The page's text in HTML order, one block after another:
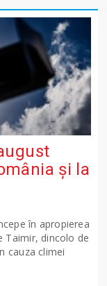
și la
în apropierea
Taimir, dincolo de
cauza climei